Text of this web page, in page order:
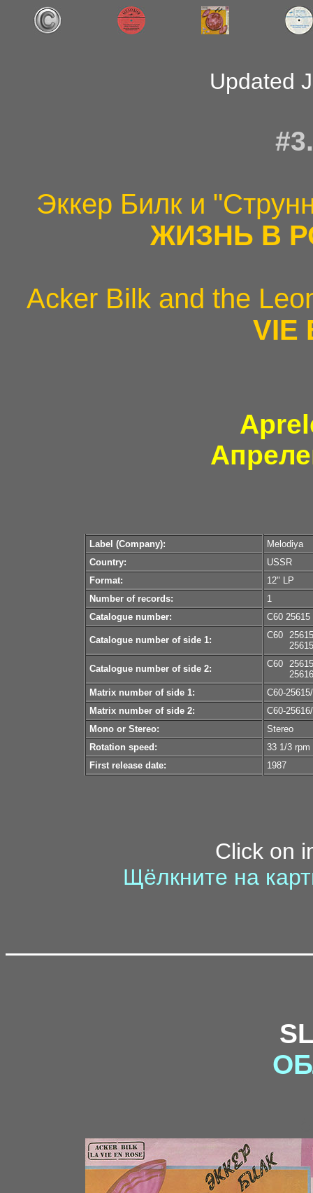
Updated
Эккер Билк и
ЖИЗНЬ В
Acker Bilk and the
VIE
Label (Company):
Melodiya
Country:
USSR
Format:
12" LP
Number of records:
1
Catalogue number:
С60 25615
Catalogue number of side 1: С60
25615
Catalogue number of side 2: С60
25616
Matrix number of side 1:
С60-
Matrix number of side 2:
С60-
Mono or Stereo:
Stereo
Rotation speed:
33 1/3 rpm
First release date:
1987
Click on
Щёлкните на